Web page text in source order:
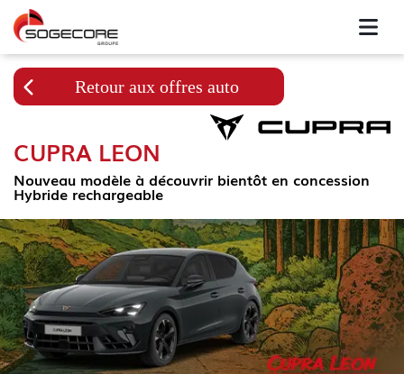
Retour aux offres auto
CUPRA LEON
Nouveau modèle à découvrir bientôt en concession
Hybride rechargeable